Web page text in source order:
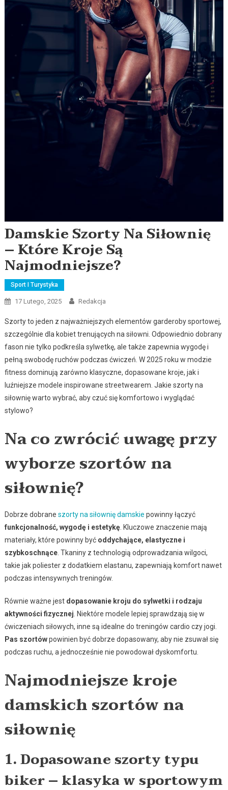
Damskie Szorty Na Siłownię
– Które Kroje Są
Najmodniejsze?
Sport I Turystyka
17 Lutego, 2025 Redakcja
Szorty to jeden z najważniejszych elementów garderoby sportowej,
szczególnie dla kobiet trenujących na siłowni. Odpowiednio dobrany
fason nie tylko podkreśla sylwetkę, ale także zapewnia wygodę i
pełną swobodę ruchów podczas ćwiczeń. W 2025 roku w modzie
fitness dominują zarówno klasyczne, dopasowane kroje, jak i
luźniejsze modele inspirowane streetwearem. Jakie szorty na
siłownię warto wybrać, aby czuć się komfortowo i wyglądać
stylowo?
Na co zwrócić uwagę przy
wyborze szortów na
siłownię?
Dobrze dobrane szorty na siłownię damskie powinny łączyć
funkcjonalność, wygodę i estetykę. Kluczowe znaczenie mają
materiały, które powinny być oddychające, elastyczne i
szybkoschnące. Tkaniny z technologią odprowadzania wilgoci,
takie jak poliester z dodatkiem elastanu, zapewniają komfort nawet
podczas intensywnych treningów.
Równie ważne jest dopasowanie kroju do sylwetki i rodzaju
aktywności fizycznej. Niektóre modele lepiej sprawdzają się w
ćwiczeniach siłowych, inne są idealne do treningów cardio czy jogi.
Pas szortówpowinien być dobrze dopasowany, aby nie zsuwał się
podczas ruchu, a jednocześnie nie powodował dyskomfortu.
Najmodniejsze kroje
damskich szortów na
siłownię
1. Dopasowane szorty typu
biker – klasyka w sportowym